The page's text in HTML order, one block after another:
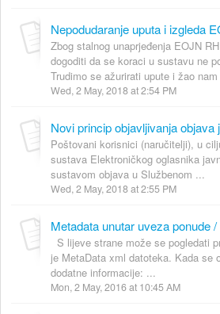
Nepodudaranje uputa i izgleda
Zbog stalnog unaprjeđenja EOJN
dogoditi da se koraci u sustavu ne
Trudimo se ažurirati upute i žao
Wed, 2 May, 2018 at 2:54 PM
Poštovani korisnici (naručitelji), u
sustava Elektroničkog oglasnika
sustavom objava u Službenom ...
Wed, 2 May, 2018 at 2:55 PM
Metadata unutar uveza ponude
S lijeve strane može se pogledati
je MetaData xml datoteka. Kada se
dodatne informacije: ...
Mon, 2 May, 2016 at 10:45 AM